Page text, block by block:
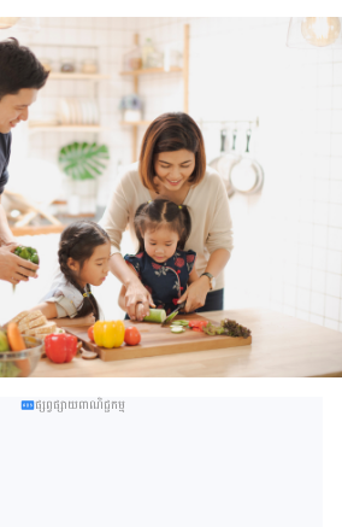
ផ្សព្វផ្សាយពាណិជ្ជកម្ម